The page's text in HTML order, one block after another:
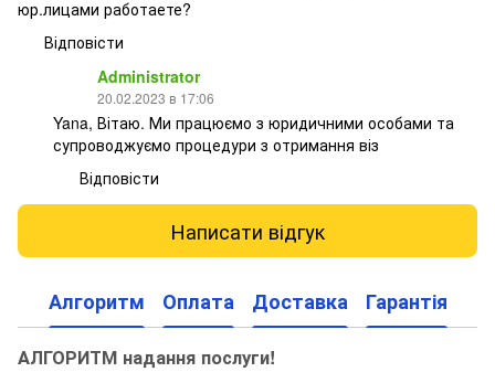
юр.лицами работаете?
Відповісти
Administrator
20.02.2023 в 17:06
Yana, Вітаю. Ми працюємо з юридичними особами та
супроводжуємо процедури з отримання віз
Відповісти
Написати відгук
Алгоритм Оплата Доставка Гарантія
АЛГОРИТМ надання послуги!